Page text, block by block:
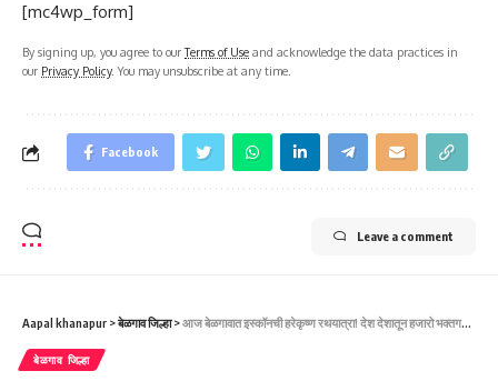
[mc4wp_form]
By signing up, you agree to ourTerms of Use and acknowledge the data practices in
our Privacy Policy. You may unsubscribe at any time.
Facebook
Leave a comment
Aapal khanapur >बेळगाव जिल्हा>आज बेळगावात इस्कॉनची हरेकृष्ण रथयात्रा! देश देशातून हजारो भक्तगण सहभागी होणार!-ಇಂದು ಬೆಳಗಾವಿಯಲ್ಲಿ ಇಸ್ಕಾನ್ ನ ಹರೇ ಕೃಷ್ಣ ರಥಯಾತ್ರೆ! ದೇಶಾದ್ಯಂತದ ಸಾವಿರಾರು ಭಕ್ತರು ಭಾಗವಹಿಸಲಿದ್ದಾರೆ!
बेळगाव जिल्हा